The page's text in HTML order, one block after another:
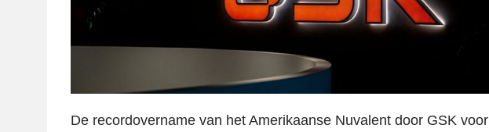
De recordovername van het Amerikaanse Nuvalent door GSK voor